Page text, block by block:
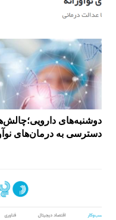
دوشنبه‌های
دسترسی به درمان‌های